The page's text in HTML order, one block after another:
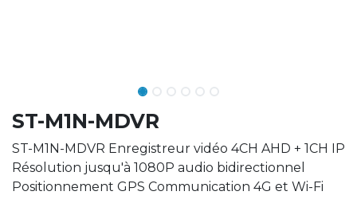
ST-M1N-MDVR
ST-M1N-MDVR Enregistreur vidéo 4CH AHD + 1CH IP
Résolution jusqu'à 1080P audio bidirectionnel
Positionnement GPS Communication 4G et Wi-Fi